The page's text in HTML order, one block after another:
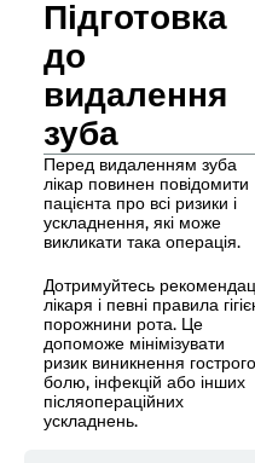
Підготовка
до
видалення
зуба
Перед видаленням зуба
лікар повинен повідомити
пацієнта про всі ризики і
ускладнення, які може
викликати така операція.
Дотримуйтесь
лікаря і певні правила
порожнини рота. Це
допоможе мінімізувати
ризик виникнення гострого
болю, інфекцій або інших
післяопераційних
ускладнень.